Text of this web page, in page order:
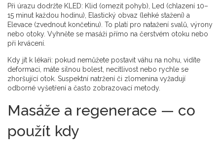
Při úrazu dodržte KLED: Klid (omezit pohyb), Led (chlazení 10–
15 minut každou hodinu), Elastický obvaz (lehké stažení) a
Elevace (zvednout končetinu). To platí pro natažení svalů, výrony
nebo otoky. Vyhněte se masáži přímo na čerstvém otoku nebo
při krvácení.
Kdy jít k lékaři: pokud nemůžete postavit váhu na nohu, vidíte
deformaci, máte silnou bolest, necitlivost nebo rychle se
zhoršující otok. Suspektní natržení či zlomenina vyžadují
odborné vyšetření a často zobrazovací metody.
Masáže a regenerace — co
použít kdy